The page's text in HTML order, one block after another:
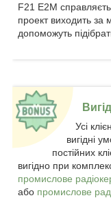
F21 E2M
проект виходить за
допоможуть
Усі
вигідні
постійних
вигідно при
промислове
або промислове